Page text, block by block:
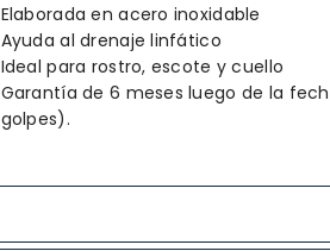
Elaborada en acero inoxidable
Ayuda al drenaje linfático
Ideal para rostro, escote y cuello
Garantía de 6 meses luego de la
golpes).